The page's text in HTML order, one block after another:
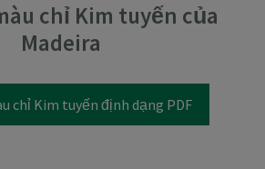
chỉ Kim tuyến của
Madeira
chỉ Kim tuyến định dạng PDF